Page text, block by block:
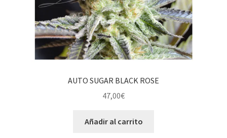
AUTO SUGAR BLACK ROSE
47,00€
Añadir al carrito